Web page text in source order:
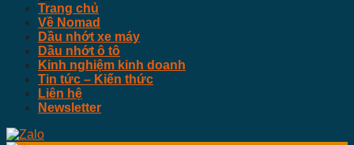
Trang chủ
Về Nomad
Dầu nhớt xe máy
Dầu nhớt ô tô
Kinh nghiệm kinh doanh
Tin tức – Kiến thức
Liên hệ
Newsletter